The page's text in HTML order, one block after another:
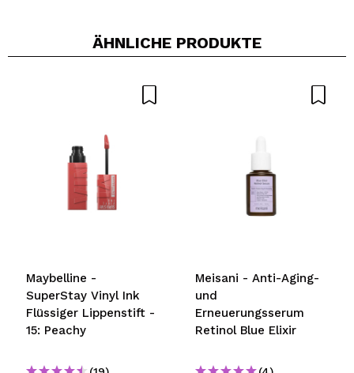
ÄHNLICHE PRODUKTE
Maybelline -
SuperStay Vinyl Ink
Flüssiger Lippenstift -
15: Peachy
Meisani - Anti-Aging-
und
Erneuerungsserum
Retinol Blue Elixir